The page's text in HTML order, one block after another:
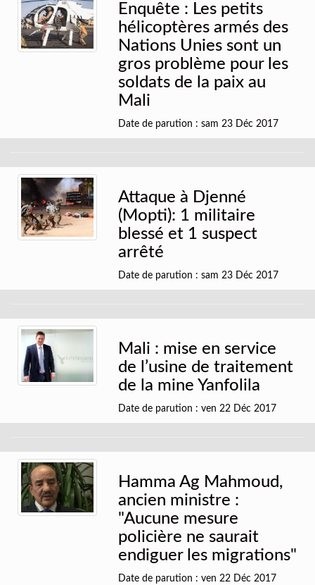
Enquête : Les petits
hélicoptères armés des
Nations Unies sont un
gros problème pour les
soldats de la paix au
Mali
Date de parution : sam 23 Déc 2017
Attaque à Djenné
(Mopti): 1 militaire
blessé et 1 suspect
arrêté
Date de parution : sam 23 Déc 2017
Mali : mise en service
de l’usine de traitement
de la mine Yanfolila
Date de parution : ven 22 Déc 2017
Hamma Ag Mahmoud,
ancien ministre :
"Aucune mesure
policière ne saurait
endiguer les migrations"
Date de parution : ven 22 Déc 2017